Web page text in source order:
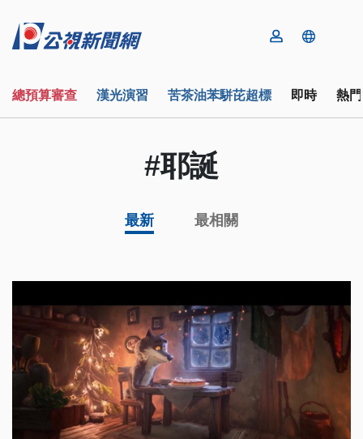
總預算審查 漢光演習 苦茶油苯駢芘超標 即時 熱
#耶誕
最新 最相關